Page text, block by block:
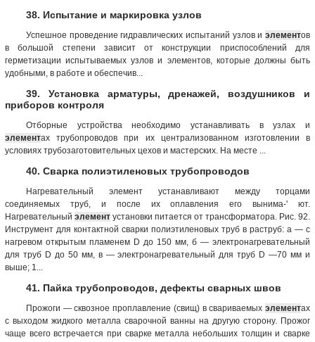
38. Испытание и маркировка узлов
Успешное проведение гидравлических испытаний узлов и элементов
в большой степени зависит от конструкции приспособлений для
герметизации испытываемых узлов и элементов, которые должны быть
удобными, в работе и обеспечив...
39. Установка арматуры, дренажей, воздушников и
приборов контроля
Отборные устройства необходимо устанавливать в узлах и
элементах трубопроводов при их централизованном изготовлении в
условиях трубозаготовительных цехов и мастерских. На месте ...
40. Сварка полиэтиленовых трубопроводов
Нагревательный элемент устанавливают между торцами
соединяемых труб, и после их оплавления его вынима-' ют.
Нагревательный элемент установки питается от трансформатора. Рис. 92.
Инструмент для контактной сварки полиэтиленовых труб в раструб: а — с
нагревом открытым пламенем D до 150 мм, б — электронагревательный
для труб D до 50 мм, в — электронагревательный для труб D —70 мм и
выше; 1...
41. Пайка трубопроводов, дефекты сварных швов
Прожоги — сквозное проплавление (свищ) в свариваемых элементах
с выходом жидкого металла сварочной ванны на другую сторону. Прожог
чаще всего встречается при сварке металла небольших толщин и сварке